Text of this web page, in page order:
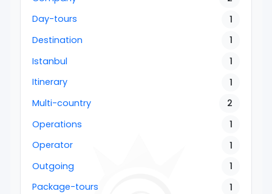
Day-tours
1
Destination
1
Istanbul
1
Itinerary
1
Multi-country
2
Operations
1
Operator
1
Outgoing
1
Package-tours
1